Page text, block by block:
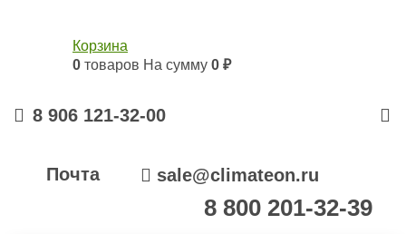
Корзина
0 товаров На сумму 0 ₽
8 906 121-32-00
Почта sale@climateon.ru
8 800 201-32-39